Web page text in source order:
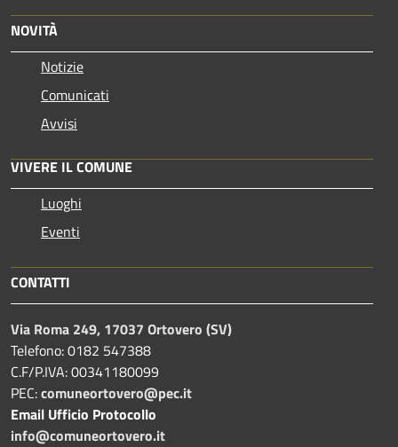
NOVITÀ
Notizie
Comunicati
Avvisi
VIVERE IL COMUNE
Luoghi
Eventi
CONTATTI
Via Roma 249, 17037 Ortovero (SV)
Telefono: 0182 547388
C.F/P.IVA: 00341180099
PEC:comuneortovero@pec.it
Email Ufficio Protocollo
info@comuneortovero.it